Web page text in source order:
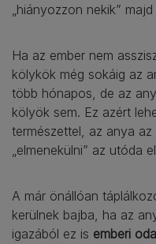
„hiányozzon nekik”
Ha az ember nem
kölykök még sokáig az
több hónapos, de az
kölyök sem. Ez azért
természettel, az anya
„elmenekülni” az utóda
A már önállóan
kerülnek bajba, ha az
igazából ez is emberi